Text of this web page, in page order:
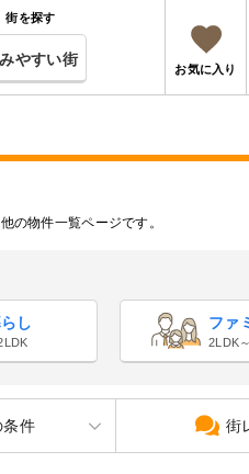
街を探す
やすい街
お気に入り
の物件一覧ページです。
し ファ
2LDK
条件 街